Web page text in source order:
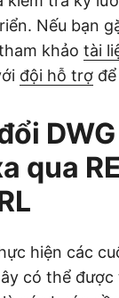
Nếu bạn
khảo tài
đội hỗ trợ
qua
hiện các
có thể